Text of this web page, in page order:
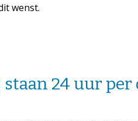
wenst.
24 uur per